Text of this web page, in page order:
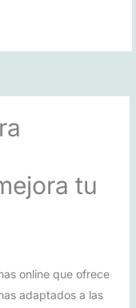
tu
online que ofrece
adaptados a las